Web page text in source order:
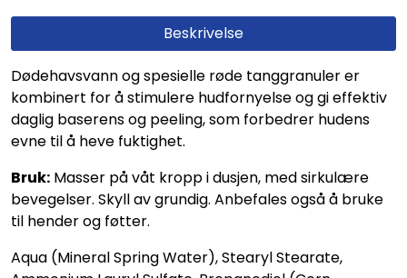
Beskrivelse
Dødehavsvann og spesielle røde tanggranuler er
kombinert for å stimulere hudfornyelse og gi effektiv
daglig baserens og peeling, som forbedrer hudens
evne til å heve fuktighet.
Bruk: Masser på våt kropp i dusjen, med sirkulære
bevegelser. Skyll av grundig. Anbefales også å bruke
til hender og føtter.
Aqua (Mineral Spring Water), Stearyl Stearate,